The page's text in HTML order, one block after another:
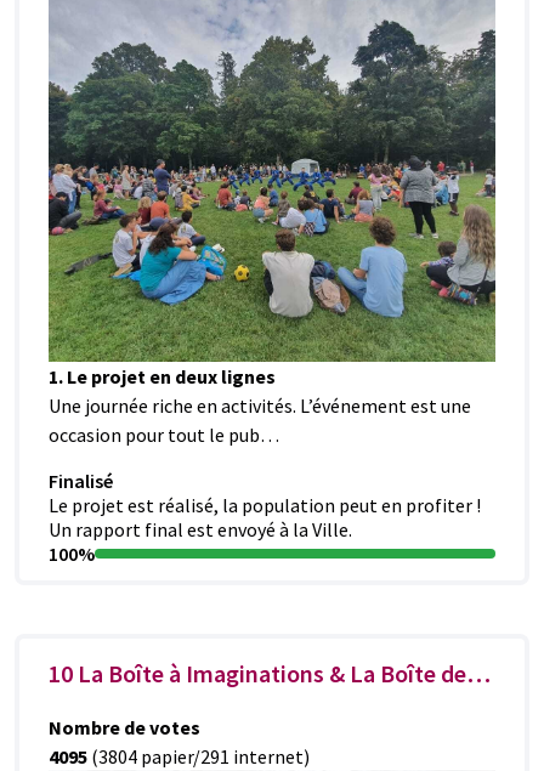
1. Le projet en deux lignes
Une journée riche en activités. L’événement est une
occasion pour tout le pub…
Finalisé
Le projet est réalisé, la population peut en profiter !
Un rapport final est envoyé à la Ville.
100%
10 La Boîte à Imaginations & La Boîte des Changes
Nombre de votes
4095 (3804 papier/291 internet)